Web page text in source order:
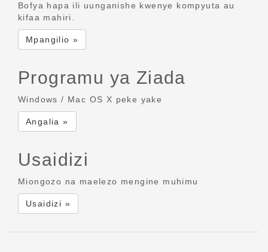
Bofya hapa ili uunganishe kwenye kompyuta au
kifaa mahiri.
Mpangilio »
Programu ya Ziada
Windows / Mac OS X peke yake
Angalia »
Usaidizi
Miongozo na maelezo mengine muhimu
Usaidizi »